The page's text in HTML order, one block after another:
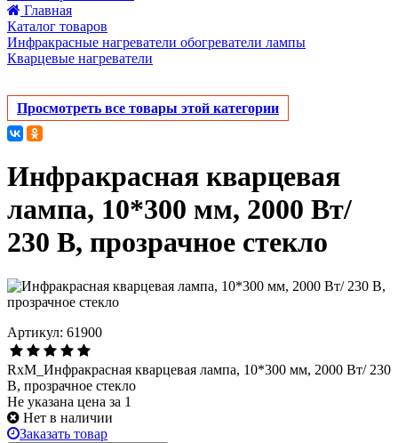
Главная
Каталог товаров
Инфракрасные нагреватели обогреватели лампы
Кварцевые нагреватели
Просмотреть все товары этой категории
Инфракрасная кварцевая
лампа, 10*300 мм, 2000 Вт/
230 В, прозрачное стекло
Артикул: 61900
RxM_Инфракрасная кварцевая лампа, 10*300 мм, 2000 Вт/ 230
В, прозрачное стекло
Не указана цена за 1
Нет в наличии
Заказать товар